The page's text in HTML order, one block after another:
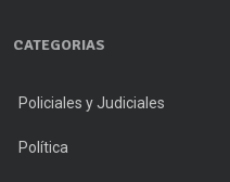
CATEGORIAS
Policiales y Judiciales
Política